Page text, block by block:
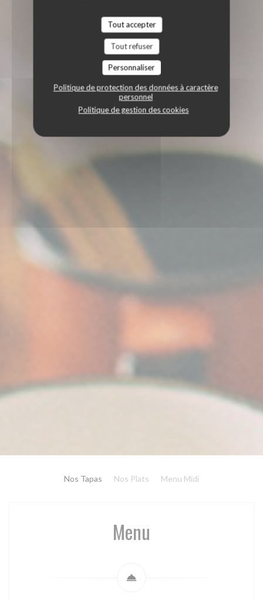
Tout accepter
Tout refuser
Personnaliser
Politique de protection des données à caractère
personnel
Politique de gestion des cookies
Nos Tapas Nos Plats Menu Midi
Menu